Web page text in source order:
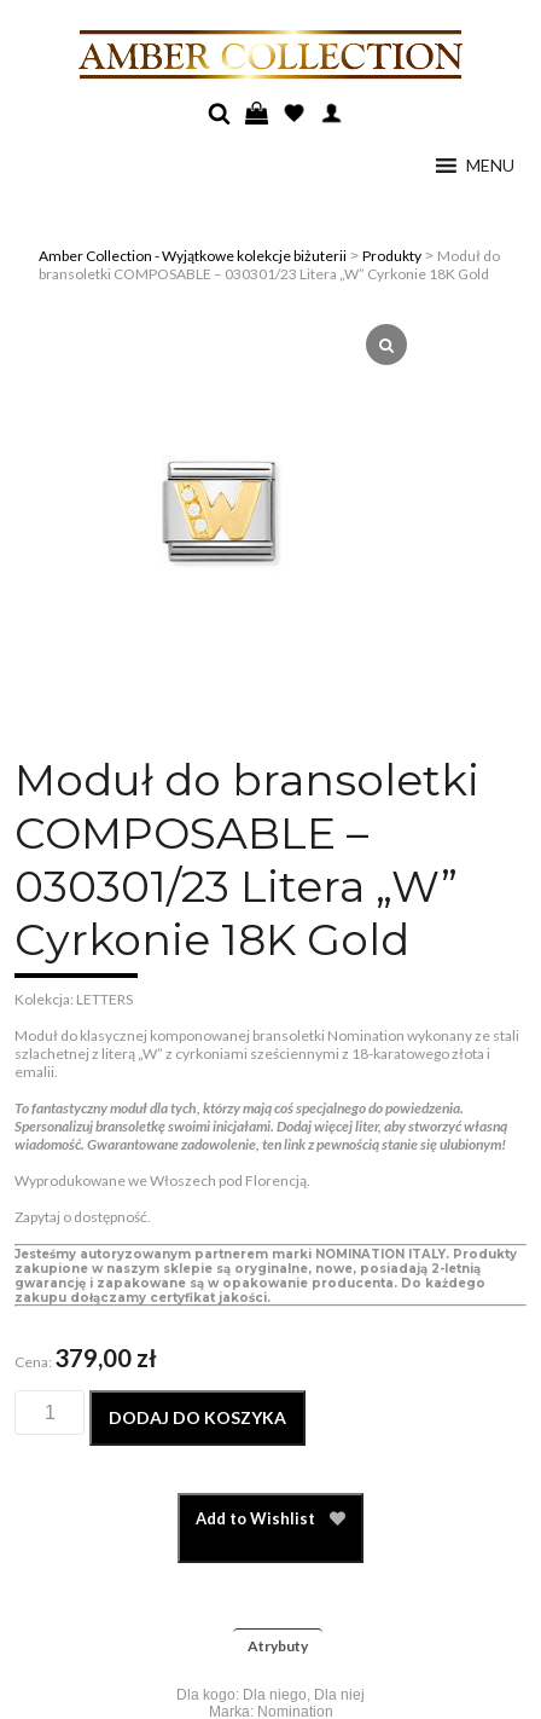
MENU
Amber Collection - Wyjątkowe kolekcje biżuterii > Produkty > Moduł do
bransoletki COMPOSABLE – 030301/23 Litera „W” Cyrkonie 18K Gold
Moduł do bransoletki
COMPOSABLE –
030301/23 Litera „W”
Cyrkonie 18K Gold
Kolekcja: LETTERS
Moduł do klasycznej komponowanej bransoletki Nomination wykonany ze stali
szlachetnej z literą „W” z cyrkoniami sześciennymi z 18-karatowego złota i
emalii.
To fantastyczny moduł dla tych, którzy mają coś specjalnego do powiedzenia.
Spersonalizuj bransoletkę swoimi inicjałami. Dodaj więcej liter, aby stworzyć własną
wiadomość. Gwarantowane zadowolenie, ten link z pewnością stanie się ulubionym!
Wyprodukowane we Włoszech pod Florencją.
Zapytaj o dostępność.
Jesteśmy autoryzowanym partnerem marki NOMINATION ITALY. Produkty
zakupione w naszym sklepie są oryginalne, nowe, posiadają 2-letnią
gwarancję i zapakowane są w opakowanie producenta. Do każdego
zakupu dołączamy certyfikat jakości.
Cena: 379,00 zł
DODAJ DO KOSZYKA
Add to Wishlist
Atrybuty
Dla kogo: Dla niego, Dla niej
Marka: Nomination